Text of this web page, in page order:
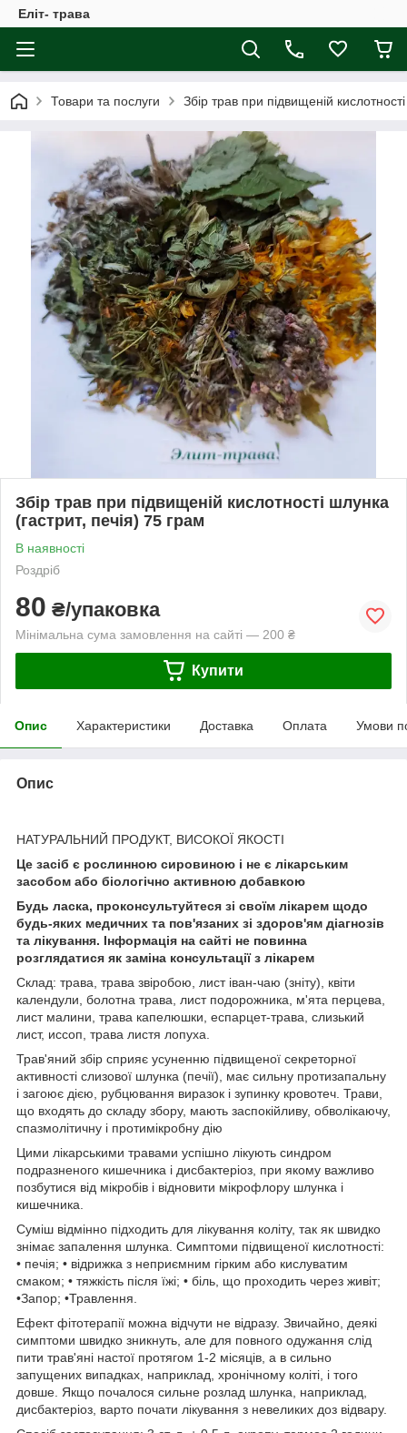
Еліт- трава
Товари та послуги Збір трав при підвищеній
Збір трав при підвищеній кислотності шлунка
(гастрит, печія) 75 грам
В наявності
Роздріб
80 ₴/упаковка
Мінімальна сума замовлення на сайті — 200 ₴
Купити
Опис Характеристики Доставка Оплата Умови
Опис
НАТУРАЛЬНИЙ ПРОДУКТ, ВИСОКОЇ ЯКОСТІ
Це засіб є рослинною сировиною і не є лікарським
засобом або біологічно активною добавкою
Будь ласка, проконсультуйтеся зі своїм лікарем щодо
будь-яких медичних та пов'язаних зі здоров'ям діагнозів
та лікування. Інформація на сайті не повинна
розглядатися як заміна консультації з лікарем
Склад: трава, трава звіробою, лист іван-чаю (зніту), квіти
календули, болотна трава, лист подорожника, м'ята перцева,
лист малини, трава капелюшки, еспарцет-трава, слизький
лист, иссоп, трава листя лопуха.
Трав'яний збір сприяє усуненню підвищеної секреторної
активності слизової шлунка (печії), має сильну протизапальну
і загоює дією, рубцювання виразок і зупинку кровотеч. Трави,
що входять до складу збору, мають заспокійливу, обволікаючу,
спазмолітичну і протимікробну дію
Цими лікарськими травами успішно лікують синдром
подразненого кишечника і дисбактеріоз, при якому важливо
позбутися від мікробів і відновити мікрофлору шлунка і
кишечника.
Суміш відмінно підходить для лікування коліту, так як швидко
знімає запалення шлунка. Симптоми підвищеної кислотності:
• печія; • відрижка з неприємним гірким або кислуватим
смаком; • тяжкість після їжі; • біль, що проходить через живіт;
•Запор; •Травлення.
Ефект фітотерапії можна відчути не відразу. Звичайно, деякі
симптоми швидко зникнуть, але для повного одужання слід
пити трав'яні настої протягом 1-2 місяців, а в сильно
запущених випадках, наприклад, хронічному коліті, і того
довше. Якщо почалося сильне розлад шлунка, наприклад,
дисбактеріоз, варто почати лікування з невеликих доз відвару.